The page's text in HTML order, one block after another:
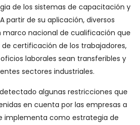
de los sistemas de capacitación y
partir de su aplicación, diversos
marco nacional de cualificación que
certificación de los trabajadores,
laborales sean transferibles y
sectores industriales.
algunas restricciones que
en cuenta por las empresas a
implementa como estrategia de